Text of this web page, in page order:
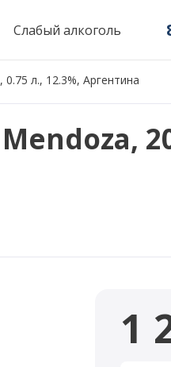
Слабый алкоголь
л., 12.3%, Аргентина
1